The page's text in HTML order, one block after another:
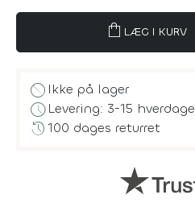
shopping_bag LÆG I KURV
block Ikke på lager
scheduleLevering: 3-15 hverdage
history100 dages returret